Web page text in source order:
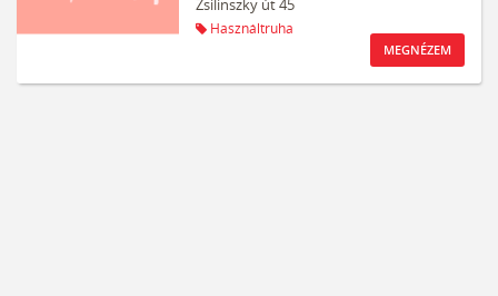
Zsilinszky út 45
Használtruha
MEGNÉZEM